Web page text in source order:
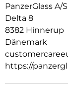
PanzerGlass A/S
Delta 8
8382 Hinnerup
Dänemark
https://